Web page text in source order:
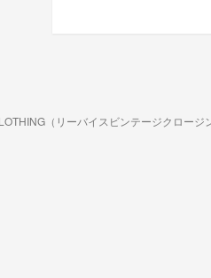
（リーバイスビンテージクロージ